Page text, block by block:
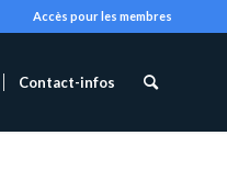
Accès pour les membres
Contact-infos